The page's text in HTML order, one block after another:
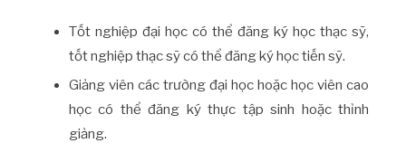
Tốt nghiệp đại học có thể đăng ký học thạc sỹ,
tốt nghiệp thạc sỹ có thể đăng ký học tiến sỹ.
Giảng viên các trường đại học hoặc học viên cao
học có thể đăng ký thực tập sinh hoặc thỉnh
giảng.